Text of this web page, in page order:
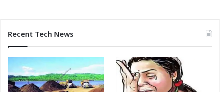
Recent Tech News